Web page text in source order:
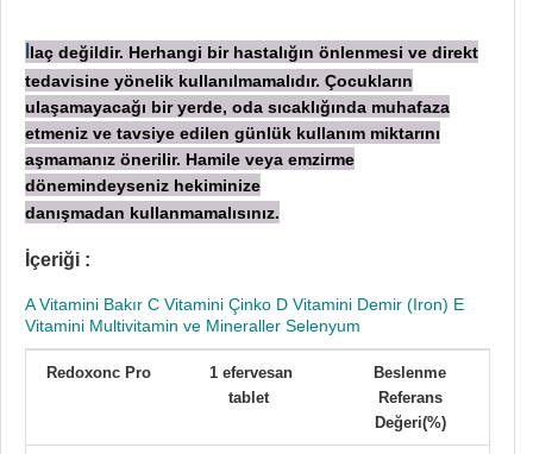
laç değildir. Herhangi bir hastalığın önlenmesi ve direkt
tedavisine yönelik kullanılmamalıdır. Çocukların
ulaşamayacağı bir yerde, oda sıcaklığında muhafaza
etmeniz ve tavsiye edilen günlük kullanım miktarını
aşmamanız önerilir. Hamile veya emzirme
dönemindeyseniz hekiminize
danışmadan kullanmamalısınız.
İçeriği :
A Vitamini Bakır C Vitamini Çinko D Vitamini Demir (Iron) E
Vitamini Multivitamin ve Mineraller Selenyum
Redoxonc Pro
1 efervesan
tablet
Beslenme
Referans
Değeri(%)